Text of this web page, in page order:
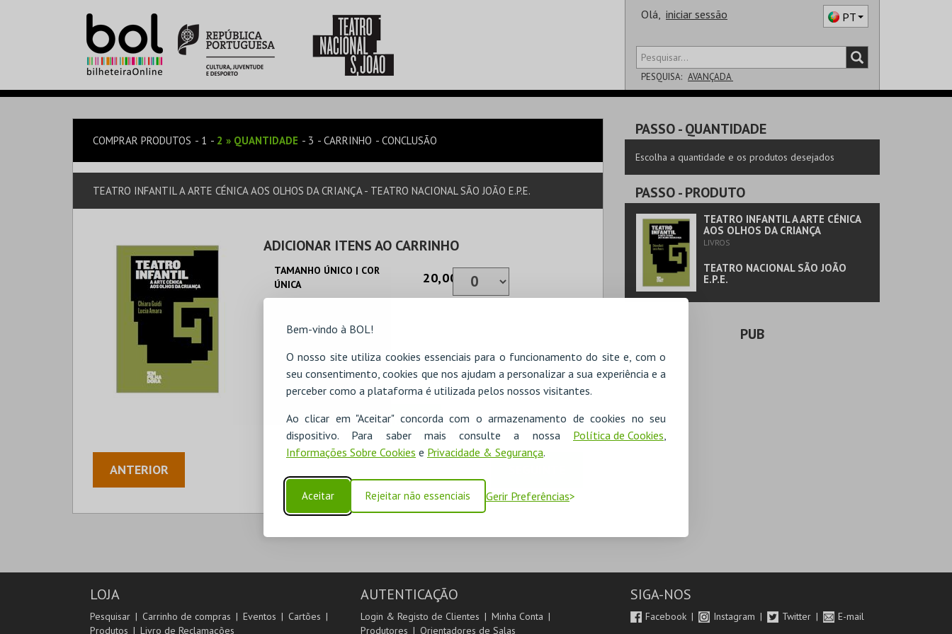
Bem-vindo à BOL!
O nosso site utiliza cookies essenciais para o funcionamento do site e, com o
seu consentimento, cookies que nos ajudam a personalizar a sua experiência e a
perceber como a plataforma é utilizada pelos nossos visitantes.
Ao clicar em "Aceitar" concorda com o armazenamento de cookies no seu
dispositivo. Para saber mais consulte a nossa Política de Cookies
Informações Sobre Cookies e Privacidade & Segurança.
Aceitar Rejeitar não essenciais Gerir Preferências
Olá, iniciar sessão PT
PESQUISA: AVANÇADA
COMPRAR PRODUTOS 1 2 » QUANTIDADE 3 CARRINHO CONCLUSÃO
TEATRO INFANTIL A ARTE CÉNICA AOS OLHOS DA CRIANÇA - TEATRO NACIONAL SÃO JOÃO E.P.E.
ADICIONAR ITENS AO CARRINHO
TAMANHO ÚNICO | COR
ÚNICA
20,00€
ADICIONAR
ANTERIOR
PASSO- QUANTIDADE
Escolha a quantidade e os produtos desejados
PASSO- PRODUTO
TEATRO INFANTIL A ARTE CÉNICA
AOS OLHOS DA CRIANÇA
LIVROS
TEATRO NACIONAL SÃO JOÃO
E.P.E.
PUB
LOJA
Pesquisar Carrinho de compras Eventos
Cartões
Produtos
Livro de Reclamações
AUTENTICAÇÃO
Login & Registo de Clientes
Minha Conta
Produtores
Orientadores de Salas
SIGA-NOS
Facebook Instagram Twitter E-mail